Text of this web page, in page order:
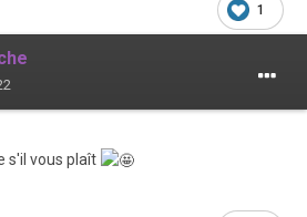
1
s'il vous plaît